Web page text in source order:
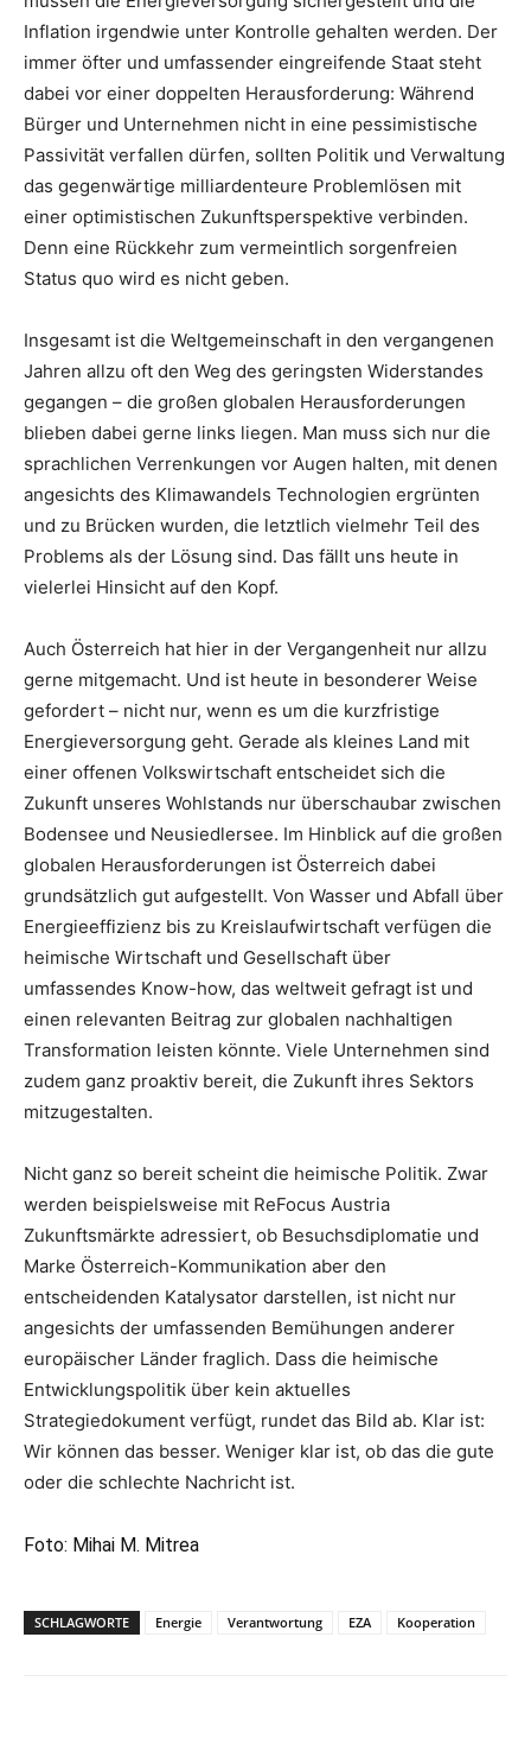
Inflation irgendwie unter Kontrolle gehalten werden. Der
immer öfter und umfassender eingreifende Staat steht
dabei vor einer doppelten Herausforderung: Während
Bürger und Unternehmen nicht in eine pessimistische
Passivität verfallen dürfen, sollten Politik und Verwaltung
das gegenwärtige milliardenteure Problemlösen mit
einer optimistischen Zukunftsperspektive verbinden.
Denn eine Rückkehr zum vermeintlich sorgenfreien
Status quo wird es nicht geben.
Insgesamt ist die Weltgemeinschaft in den vergangenen
Jahren allzu oft den Weg des geringsten Widerstandes
gegangen – die großen globalen Herausforderungen
blieben dabei gerne links liegen. Man muss sich nur die
sprachlichen Verrenkungen vor Augen halten, mit denen
angesichts des Klimawandels Technologien ergrünten
und zu Brücken wurden, die letztlich vielmehr Teil des
Problems als der Lösung sind. Das fällt uns heute in
vielerlei Hinsicht auf den Kopf.
Auch Österreich hat hier in der Vergangenheit nur allzu
gerne mitgemacht. Und ist heute in besonderer Weise
gefordert – nicht nur, wenn es um die kurzfristige
Energieversorgung geht. Gerade als kleines Land mit
einer offenen Volkswirtschaft entscheidet sich die
Zukunft unseres Wohlstands nur überschaubar zwischen
Bodensee und Neusiedlersee. Im Hinblick auf die großen
globalen Herausforderungen ist Österreich dabei
grundsätzlich gut aufgestellt. Von Wasser und Abfall über
Energieeffizienz bis zu Kreislaufwirtschaft verfügen die
heimische Wirtschaft und Gesellschaft über
umfassendes Know-how, das weltweit gefragt ist und
einen relevanten Beitrag zur globalen nachhaltigen
Transformation leisten könnte. Viele Unternehmen sind
zudem ganz proaktiv bereit, die Zukunft ihres Sektors
mitzugestalten.
Nicht ganz so bereit scheint die heimische Politik. Zwar
werden beispielsweise mit ReFocus Austria
Zukunftsmärkte adressiert, ob Besuchsdiplomatie und
Marke Österreich-Kommunikation aber den
entscheidenden Katalysator darstellen, ist nicht nur
angesichts der umfassenden Bemühungen anderer
europäischer Länder fraglich. Dass die heimische
Entwicklungspolitik über kein aktuelles
Strategiedokument verfügt, rundet das Bild ab. Klar ist:
Wir können das besser. Weniger klar ist, ob das die gute
oder die schlechte Nachricht ist.
Foto: Mihai M. Mitrea
SCHLAGWORTE Energie Verantwortung EZA Kooperation